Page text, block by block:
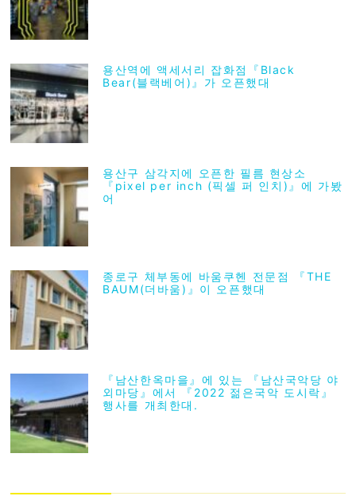
용산역에 액세서리 잡화점『Black
Bear(블랙베어)』가 오픈했대
용산구 삼각지에 오픈한 필름 현상소
『pixel per inch (픽셀 퍼 인치)』에 가봤
어
종로구 체부동에 바움쿠헨 전문점 『THE
BAUM(더바움)』이 오픈했대
『남산한옥마을』에 있는 『남산국악당 야
외마당』에서 『2022 젊은국악 도시락』
행사를 개최한대.